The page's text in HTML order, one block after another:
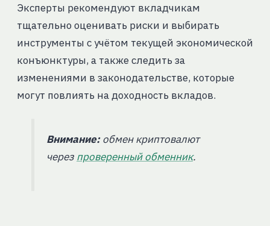
Эксперты рекомендуют вкладчикам
тщательно оценивать риски и выбирать
инструменты с учётом текущей экономической
конъюнктуры, а также следить за
изменениями в законодательстве, которые
могут повлиять на доходность вкладов.
Внимание:обмен криптовалют
через проверенный обменник.